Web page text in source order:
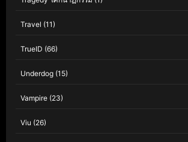
Travel (11)
TrueID (66)
Underdog (15)
Vampire (23)
Viu (26)